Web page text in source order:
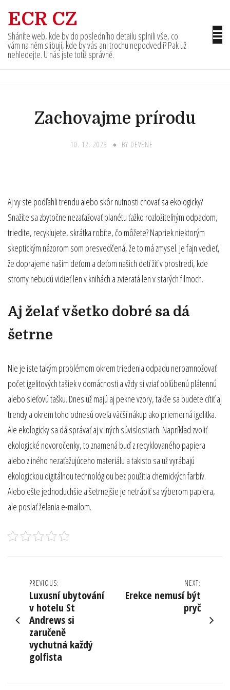
content
ECR CZ
Sháníte web, kde by do posledního detailu splnili vše, co
vám na něm slibují, kde by vás ani trochu nepodvedli? Pak už
nehledejte. U nás jste totiž správně.
Zachovajme prírodu
10. 12. 2023 BY DEVENE
Aj vy ste podľahli trendu alebo skôr nutnosti chovať sa ekologicky?
Snažíte sa zbytočne nezaťažovať planétu ťažko rozložiteľným odpadom,
triedite, recyklujete, skrátka robíte, čo môžete? Napriek niektorým
skeptickým názorom som presvedčená, že to má zmysel. Je fajn vedieť,
že doprajeme našim deťom a deťom našich detí žiť v prostredí, kde
stromy nebudú vidieť len v knihách a zvieratá len v starých filmoch.
Aj želať všetko dobré sa dá
šetrne
Nie je iste takým problémom okrem triedenia odpadu nerozmnožovať
počet igelitových tašiek v domácnosti a vždy si vziať obľúbenú plátennú
alebo sieťovú tašku. Dnes už majú aj pekne vzory, takže sa budete cítiť aj
trendy a okrem toho odnesú oveľa väčší nákup ako priemerná igelitka.
Ale ekologicky sa dá správať aj v iných súvislostiach. Napríklad zvoliť
ekologické novoročenky, to znamená buď z recyklovaného papiera
alebo z iného nezaťažujúceho materiálu a takisto sa už vyrábajú
ekologickou digitálnou technológiou bez použitia chemických farbív.
Alebo ešte jednoduchšie a šetrnejšie je netrápiť sa výberom papiera,
ale poslať želania e-mailom.
Navigace
pro
příspěvek
PREVIOUS:
Luxusní ubytování
v hotelu St
Andrews si
zaručeně
vychutná každý
golfista
NEXT:
Erekce nemusí být
pryč